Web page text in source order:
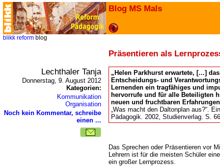
Blog MS Mals
blikk reform blog
Präsentieren als
Lechthaler Tanja
Donnerstag, 9. August 2012
Kategorien:
Kommunikation
Organisation
Noch kein Kommentar, schreibe
einen ...
Helen Parkhurst erwartete, […]
Entscheidungs- und
Lernenden ein tragfähiges und
hervorrufe und für alle Beteiligten
neuen und fruchtbaren
Was macht den Daltonplan aus?“.
Pädagogik. 2002, Studienverlag. S.
Das Sprechen oder Präsentieren vor
Lehrern ist für die meisten Schüler
ein großer Lernprozess.